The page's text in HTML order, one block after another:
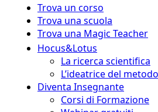
Trova un corso
Trova una scuola
Trova una Magic Teacher
Hocus&Lotus
La ricerca scientifica
L’ideatrice del
Diventa Insegnante
Corsi di Formazione